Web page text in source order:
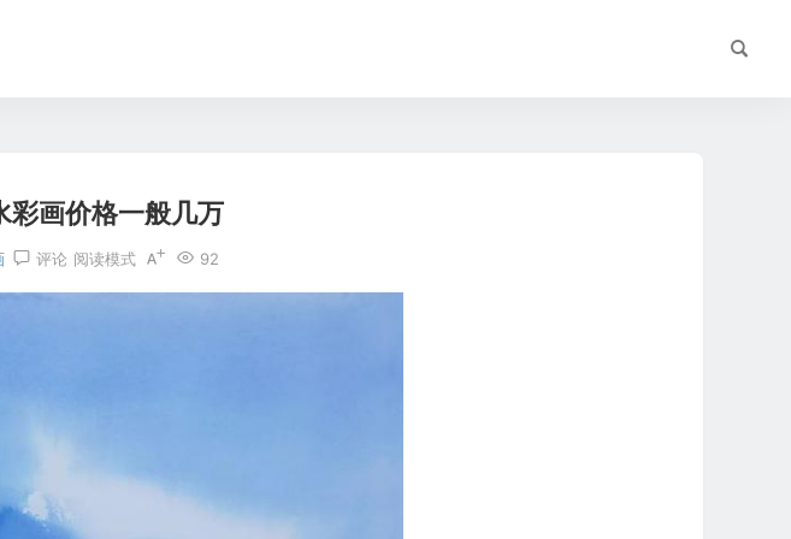
彩画价格一般几万
评论 92
阅读模式